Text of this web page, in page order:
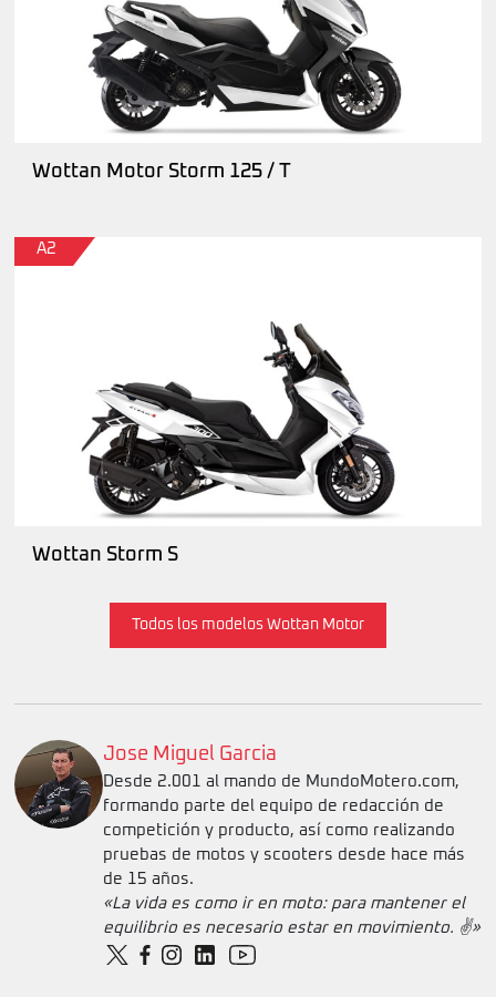
Wottan Motor Storm 125 / T
A2
Wottan Storm S
Todos los modelos Wottan Motor
Jose Miguel Garcia
Desde 2.001 al mando de MundoMotero.com,
formando parte del equipo de redacción de
competición y producto, así como realizando
pruebas de motos y scooters desde hace más
de 15 años.
«La vida es como ir en moto: para mantener el
equilibrio es necesario estar en movimiento. ✌️»